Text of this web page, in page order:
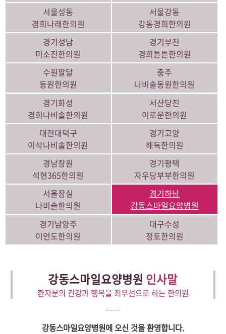
서울성동
경희나래한의원
서울강동
강동경희한의원
경기성남
미소진한의원
경기부천
경희튼튼한의원
수원팔달
동원한의원
충주
나비솔동원한의원
경기화성
경희나비솔한의원
서산당진
이로운한의원
대전대덕구
이삭나비솔한의원
경기고양
해독한의원
경남창원
석현365한의원
경기평택
자우당부부한의원
서울잠실
나비솔한의원
경기하남
강동스마일요양병원
경기남양주
이언도한의원
대구수성
정토한의원
강동스마일요양병원 인사말
환자분의 건강과 행복을 최우선으로 하는 한의원
강동스마일요양병원에 오신 것을 환영합니다.